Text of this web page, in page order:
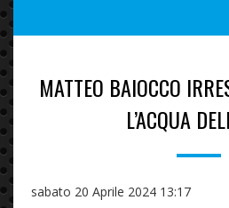
MATTEO BAIOCCO
L’ACQUA
sabato 20 Aprile 2024 13:17